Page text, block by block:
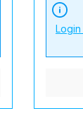
Login